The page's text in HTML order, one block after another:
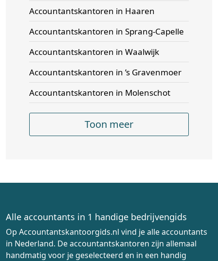
Accountantskantoren in Haaren
Accountantskantoren in Sprang-Capelle
Accountantskantoren in Waalwijk
Accountantskantoren in ’s Gravenmoer
Accountantskantoren in Molenschot
Toon meer
Alle accountants in 1 handige bedrijvengids
Op Accountantskantoorgids.nl vind je alle accountants
in Nederland. De accountantskantoren zijn allemaal
handmatig voor je geselecteerd en in een handig